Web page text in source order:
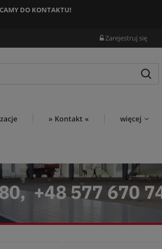
DO KONTAKTU!
Zarejestruj się
» Kontakt « więcej